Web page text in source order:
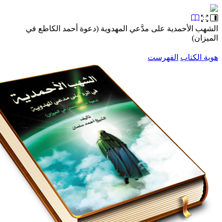
الأحمدية على مدَّعي المهدوية (دعوة أحمد الكاطع في
الفهرست